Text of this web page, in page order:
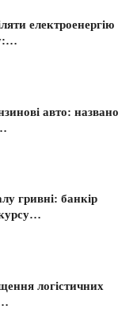
електроенергію
авто: названо
гривні: банкір
логістичних